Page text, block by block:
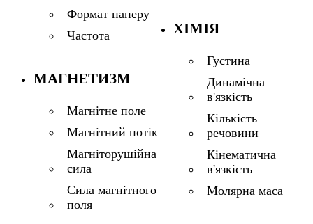
Формат паперу
Частота
МАГНЕТИЗМ
Магнітне поле
Магнітний потік
Магніторушійна
сила
Сила магнітного
поля
ХІМІЯ
Густина
Динамічна
в'язкість
Кількість
речовини
Кінематична
в'язкість
Молярна маса